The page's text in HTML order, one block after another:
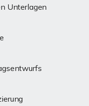
Unterlagen